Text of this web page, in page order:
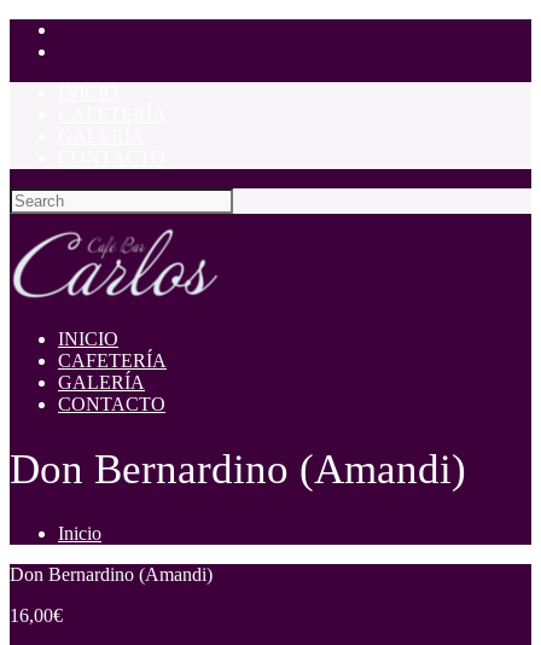
INICIO
CAFETERÍA
GALERÍA
CONTACTO
Don Bernardino (Amandi)
Inicio
Don Bernardino (Amandi)
16,00€